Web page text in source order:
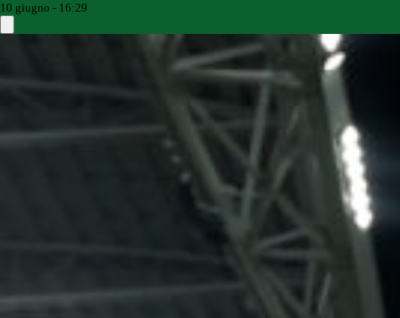
10 giugno - 16:29